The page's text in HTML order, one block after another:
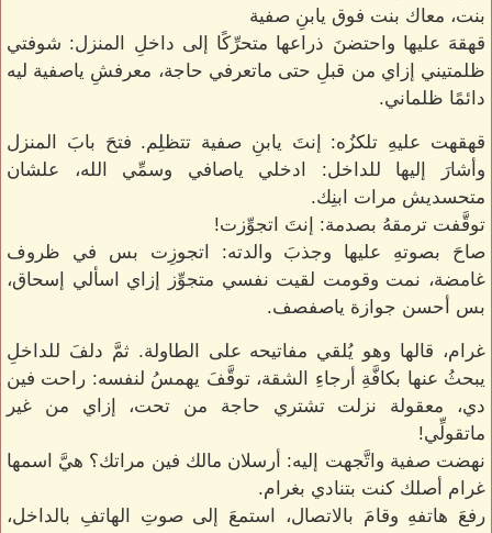
بنت، معاك بنت فوق يابنِ صفية
قهقهَ عليها واحتضنَ ذراعها متحرِّكًا إلى داخلِ المنزل: شوفتي
ظلمتيني إزاي من قبلِ حتى ماتعرفي حاجة، معرفشِ ياصفية ليه
دائمًا ظلماني.
قهقهت عليهِ تلكزُه: إنتَ يابنِ صفية تتظلِم. فتحَ بابَ المنزل
وأشارَ إليها للداخل: ادخلي ياصافي وسمِّي الله، علشان
متحسديش مرات ابنِك.
توقَّفت ترمقهُ بصدمة: إنتَ اتجوِّزت!
صاحَ بصوتهِ عليها وجذبَ والدته: اتجوزِت بس في ظروف
غامضة، نمت وقومت لقيت نفسي متجوِّز إزاي اسألي إسحاق،
بس أحسن جوازة ياصفصف.
غرام، قالها وهو يُلقي مفاتيحه على الطاولة. ثمَّ دلفَ للداخلِ
يبحثُ عنها بكافَّةِ أرجاءِ الشقة، توقَّفَ يهمسُ لنفسه: راحت فين
دي، معقولة نزلت تشتري حاجة من تحت، إزاي من غير
ماتقولِّي!
نهضت صفية واتَّجهت إليه: أرسلان مالك فين مراتك؟ هيَّ اسمها
غرام أصلك كنت بتنادي بغرام.
رفعَ هاتفهِ وقامَ بالاتصال، استمعَ إلى صوتِ الهاتفِ بالداخل،